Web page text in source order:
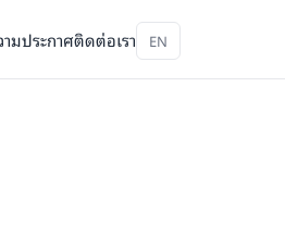
มประกาศติดต่อเรา EN